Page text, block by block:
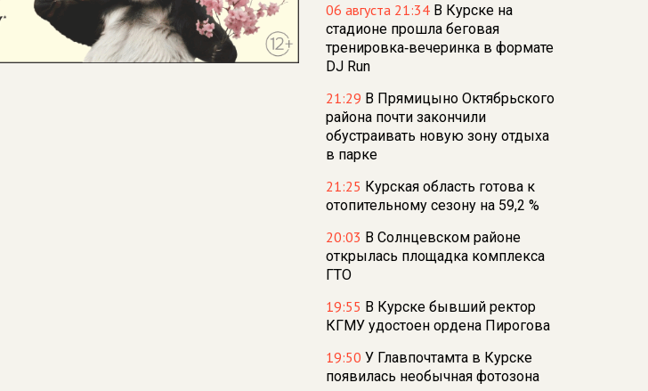
06 августа 21:34 В Курске на
стадионе прошла беговая
тренировка‑вечеринка в формате
DJ Run
21:29 В Прямицыно Октябрьского
района почти закончили
обустраивать новую зону отдыха
в парке
21:25 Курская область готова к
отопительному сезону на 59,2 %
20:03 В Солнцевском районе
открылась площадка комплекса
ГТО
19:55 В Курске бывший ректор
КГМУ удостоен ордена Пирогова
19:50 У Главпочтамта в Курске
появилась необычная фотозона